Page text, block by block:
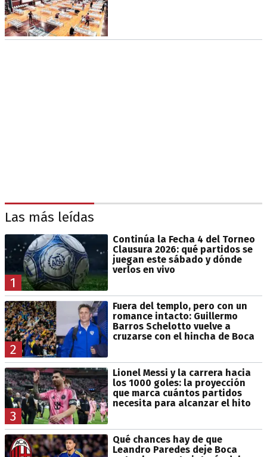
Las más leídas
1
Continúa la Fecha 4 del Torneo
Clausura 2026: qué partidos se
juegan este sábado y dónde
verlos en vivo
2
Fuera del templo, pero con un
romance intacto: Guillermo
Barros Schelotto vuelve a
cruzarse con el hincha de Boca
3
Lionel Messi y la carrera hacia
los 1000 goles: la proyección
que marca cuántos partidos
necesita para alcanzar el hito
Qué chances hay de que
Leandro Paredes deje Boca